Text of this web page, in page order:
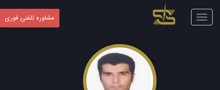
Toggle
navigation
مشاوره تلفنی فوری